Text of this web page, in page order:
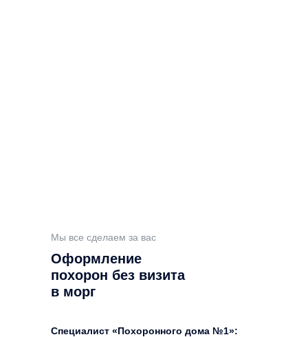
Специалист «Похоронного дома №1»:
Мы все сделаем за вас
Оформление
похорон без визита
в морг